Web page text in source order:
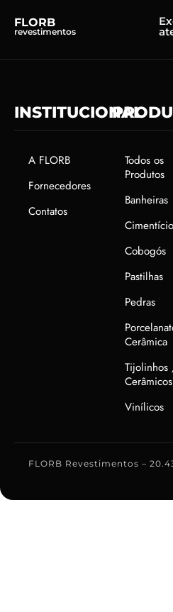
FLORB
revestimentos
INSTITUCIONAL
A FLORB
Fornecedores
Contatos
Todos os
Produtos
Banheiras
Cobogós
Pastilhas
Pedras
Cerâmica
Cerâmicos
Vinílicos
FLORB Revestimentos –